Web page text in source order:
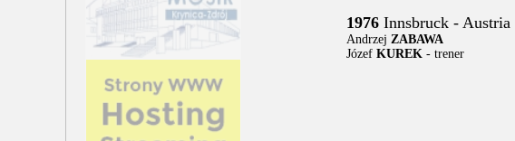
1976Innsbruck - Austria
Andrzej ZABAWA
Józef KUREK- trener